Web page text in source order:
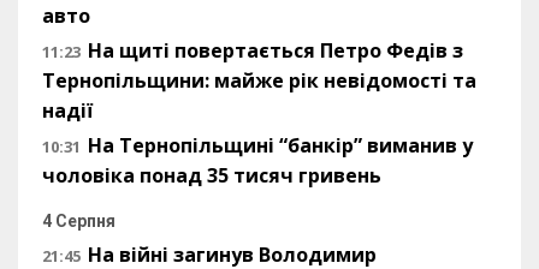
авто
11:23 На щиті повертається Петро Федів з
Тернопільщини: майже рік невідомості та
надії
10:31 На Тернопільщині “банкір” виманив у
чоловіка понад 35 тисяч гривень
4 Серпня
21:45 На війні загинув Володимир